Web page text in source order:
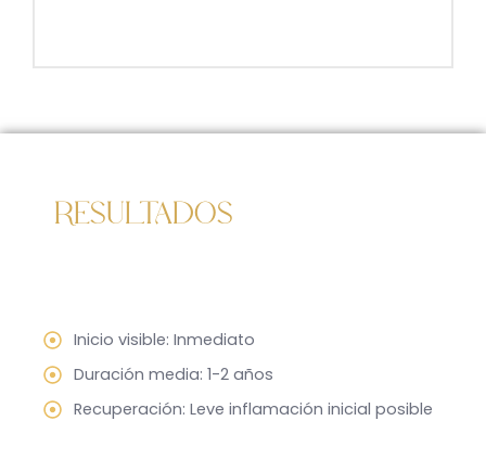
RESULTADOS
Inicio visible: Inmediato
Duración media: 1-2 años
Recuperación: Leve inflamación inicial posible